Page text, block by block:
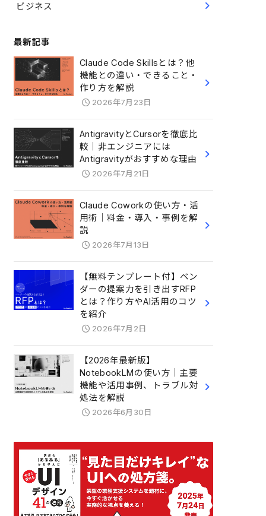
ビジネス
最新記事
Claude Code Skillsとは？他
機能との違い・できること・
作り方を解説
2026年7月23日
AntigravityとCursorを徹底比
較｜非エンジニアには
Antigravityがおすすめな理由
2026年7月21日
Claude Coworkの使い方・活
用術｜料金・導入・事例を解
説
2026年7月13日
【無料テンプレート付】ベン
ダーの提案力を引き出すRFP
とは？作り方やAI活用のコツ
を紹介
2026年7月2日
【2026年最新版】
NotebookLMの使い方｜主要
機能や活用事例、トラブル対
処法を解説
2026年6月30日